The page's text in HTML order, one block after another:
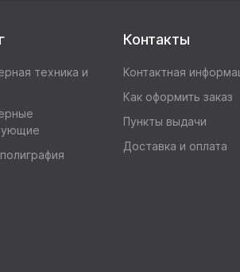
техника и
Контакты
Контактная
Как оформить заказ
Пункты выдачи
Доставка и оплата